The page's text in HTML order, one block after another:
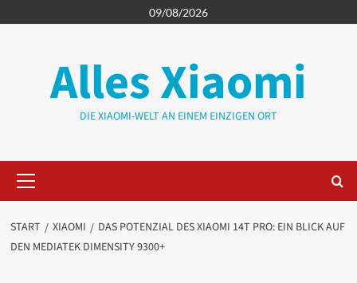
Inhalt
09/08/2026
Alles Xiaomi
DIE XIAOMI-WELT AN EINEM EINZIGEN ORT
Menü
START XIAOMI
DAS POTENZIAL DES XIAOMI 14T PRO: EIN BLICK AUF
DEN MEDIATEK DIMENSITY 9300+